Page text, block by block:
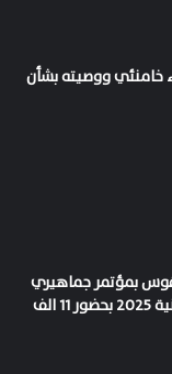
خامنئي ووصيته بشأن
بمؤتمر جماهيري
حاشد دعمًا لمسيرته البرلمانية 2025 بحضور 11 الف